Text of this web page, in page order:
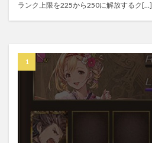
ランク上限を225から250に解放するク[…]